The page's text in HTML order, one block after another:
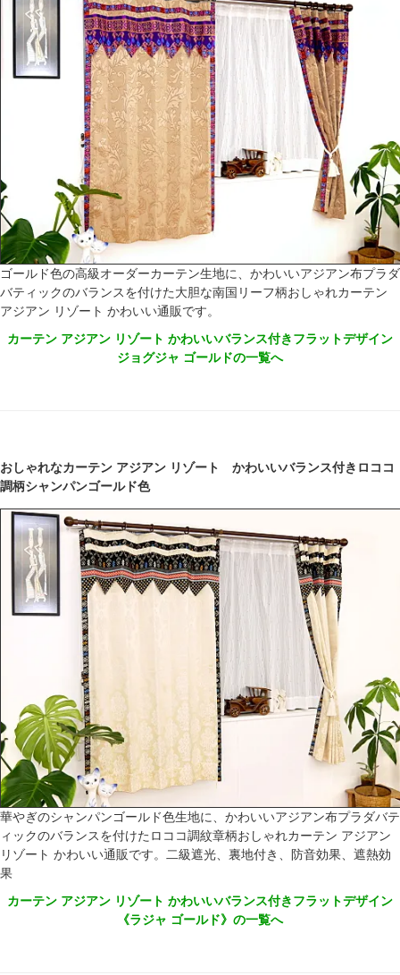
ゴールド色の高級オーダーカーテン生地に、かわいいアジアン布プラダ
バティックのバランスを付けた大胆な南国リーフ柄おしゃれカーテン
アジアン リゾート かわいい通販です。
カーテン アジアン リゾート かわいいバランス付きフラットデザイン
ジョグジャ ゴールドの一覧へ
おしゃれなカーテン アジアン リゾート かわいいバランス付きロココ
調柄シャンパンゴールド色
華やぎのシャンパンゴールド色生地に、かわいいアジアン布プラダバテ
ィックのバランスを付けたロココ調紋章柄おしゃれカーテン アジアン
リゾート かわいい通販です。二級遮光、裏地付き、防音効果、遮熱効
果
カーテン アジアン リゾート かわいいバランス付きフラットデザイン
《ラジャ ゴールド》の一覧へ